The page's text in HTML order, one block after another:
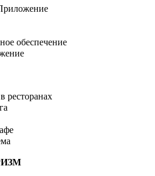
обеспечение
ресторанах